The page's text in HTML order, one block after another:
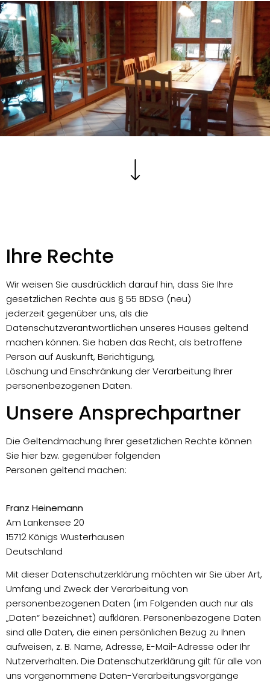
Ihre Rechte
Wir weisen Sie ausdrücklich darauf hin, dass Sie Ihre
gesetzlichen Rechte aus § 55 BDSG (neu)
jederzeit gegenüber uns, als die
Datenschutzverantwortlichen unseres Hauses geltend
machen können. Sie haben das Recht, als betroffene
Person auf Auskunft, Berichtigung,
Löschung und Einschränkung der Verarbeitung Ihrer
personenbezogenen Daten.
Unsere Ansprechpartner
Die Geltendmachung Ihrer gesetzlichen Rechte können
Sie hier bzw. gegenüber folgenden
Personen geltend machen:
Franz Heinemann
Am Lankensee 20
15712 Königs Wusterhausen
Deutschland
Mit dieser Datenschutzerklärung möchten wir Sie über Art,
Umfang und Zweck der Verarbeitung von
personenbezogenen Daten (im Folgenden auch nur als
„Daten“ bezeichnet) aufklären. Personenbezogene Daten
sind alle Daten, die einen persönlichen Bezug zu Ihnen
aufweisen, z. B. Name, Adresse, E-Mail-Adresse oder Ihr
Nutzerverhalten. Die Datenschutzerklärung gilt für alle von
uns vorgenommene Daten-Verarbeitungsvorgänge